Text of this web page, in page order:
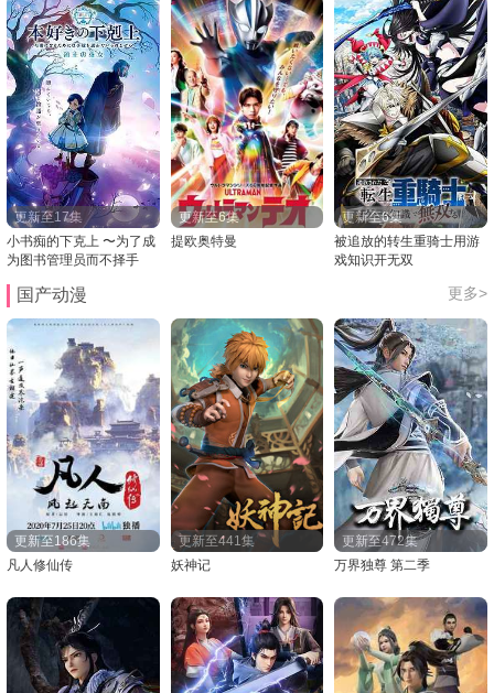
更新至17集
小书痴的下克上 〜为了成
为图书管理员而不择手
更新至6集
提欧奥特曼
更新至6集
被追放的转生重骑士用游
戏知识开无双
国产动漫 更多>
更新至186集
凡人修仙传
更新至441集
妖神记
更新至472集
万界独尊 第二季